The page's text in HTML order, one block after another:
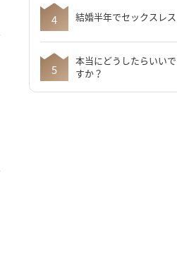
結婚半年でセックスレス
本当にどうしたらいいで
すか？